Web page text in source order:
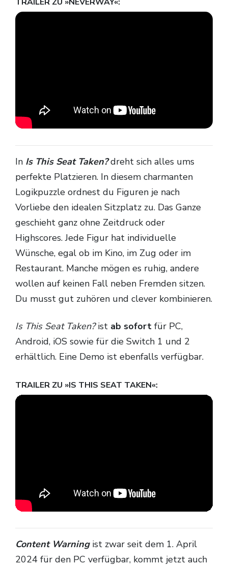
In Is This Seat Taken?dreht sich alles ums
perfekte Platzieren. In diesem charmanten
Logikpuzzle ordnest du Figuren je nach
Vorliebe den idealen Sitzplatz zu. Das Ganze
geschieht ganz ohne Zeitdruck oder
Highscores. Jede Figur hat individuelle
Wünsche, egal ob im Kino, im Zug oder im
Restaurant. Manche mögen es ruhig, andere
wollen auf keinen Fall neben Fremden sitzen.
Du musst gut zuhören und clever kombinieren.
Is This Seat Taken?ist ab sofort für PC,
Android, iOS sowie für die Switch 1 und 2
erhältlich. Eine Demo ist ebenfalls verfügbar.
TRAILER ZU »IS THIS SEAT TAKEN«:
Content Warning ist zwar seit dem 1. April
2024 für den PC verfügbar, kommt jetzt auch